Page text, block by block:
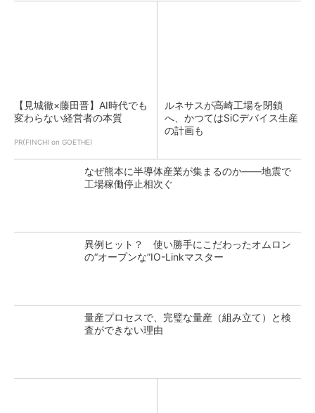
【見城徹×藤田晋】AI時代でも
変わらない経営者の本質
PR(FINCHI on GOETHE)
ルネサスが高崎工場を閉鎖
へ、かつてはSiCデバイス生産
の計画も
なぜ熊本に半導体産業が集まるのか――地震で
工場稼働停止相次ぐ
異例ヒット？ 使い勝手にこだわったオムロン
の“オープンな”IO-Linkマスター
量産プロセスで、完璧な量産（組み立て）と検
査ができない理由